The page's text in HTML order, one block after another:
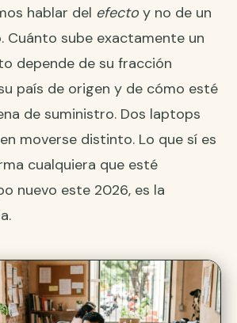
hablar del efecto y no de un
Cuánto sube exactamente un
depende de su fracción
país de origen y de cómo esté
de suministro. Dos laptops
moverse distinto. Lo que sí es
cualquiera que esté
nuevo este 2026, es la